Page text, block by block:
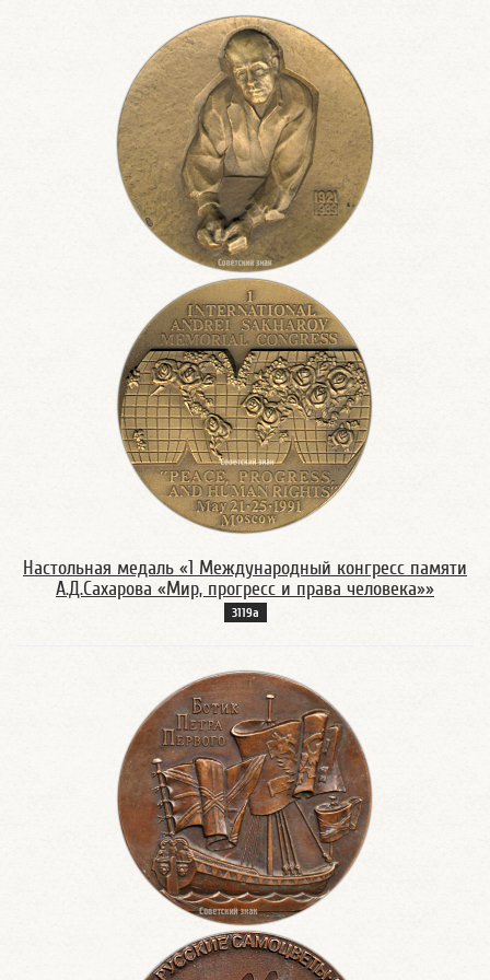
Настольная медаль «1 Международный конгресс памяти
А.Д.Сахарова «Мир, прогресс и права человека»»
3119а